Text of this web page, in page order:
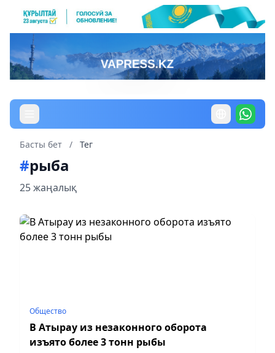
Басты бет / Тег
#рыба
25 жаңалық
Общество
В Атырау из незаконного оборота
изъято более 3 тонн рыбы